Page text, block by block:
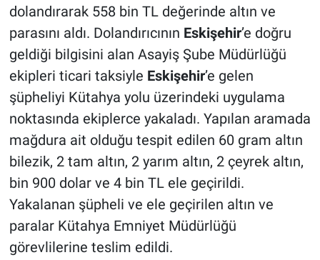
dolandırarak 558 bin TL değerinde altın ve
parasını aldı. Dolandırıcının Eskişehir’e doğru
geldiği bilgisini alan Asayiş Şube Müdürlüğü
ekipleri ticari taksiyle Eskişehir’e gelen
şüpheliyi Kütahya yolu üzerindeki uygulama
noktasında ekiplerce yakaladı. Yapılan aramada
mağdura ait olduğu tespit edilen 60 gram altın
bilezik, 2 tam altın, 2 yarım altın, 2 çeyrek altın,
bin 900 dolar ve 4 bin TL ele geçirildi.
Yakalanan şüpheli ve ele geçirilen altın ve
paralar Kütahya Emniyet Müdürlüğü
görevlilerine teslim edildi.